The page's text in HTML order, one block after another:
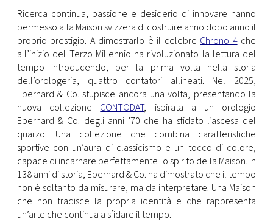
Ricerca continua, passione e desiderio di innovare hanno
permesso alla Maison svizzera di costruire anno dopo anno il
proprio prestigio. A dimostrarlo è il celebre Chrono 4che
all’inizio del Terzo Millennio ha rivoluzionato la lettura del
tempo introducendo, per la prima volta nella storia
dell’orologeria, quattro contatori allineati. Nel 2025,
Eberhard & Co. stupisce ancora una volta, presentando la
nuova collezione CONTODAT, ispirata a un orologio
Eberhard & Co. degli anni ’70 che ha sfidato l’ascesa del
quarzo. Una collezione che combina caratteristiche
sportive con un’aura di classicismo e un tocco di colore,
capace di incarnare perfettamente lo spirito della Maison. In
138 anni di storia, Eberhard & Co. ha dimostrato che il tempo
non è soltanto da misurare, ma da interpretare. Una Maison
che non tradisce la propria identità e che rappresenta
un’arte che continua a sfidare il tempo.